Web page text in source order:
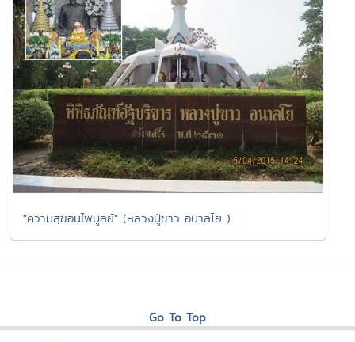
"ความสุขอันไพบูลย์" (หลวงปู่ขาว อนาลโย )
Go To Top